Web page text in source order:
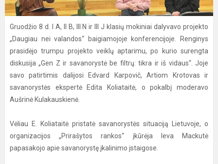
Gruodžio 8 d. I A, II B, III N ir III J klasių mokiniai dalyvavo projekto
„Daugiau nei valandos“ baigiamojoje konferencijoje. Renginys
prasidėjo trumpu projekto veiklų aptarimu, po kurio surengta
diskusija „Gen Z ir savanorystė be filtrų: tikra ir iš vidaus“. Joje
savo patirtimis dalijosi Edvard Karpovič, Artiom Krotovas ir
savanorystės ekspertė Edita Koliataitė, o pokalbį moderavo
Aušrinė Kulakauskienė.
Vėliau E. Koliataitė pristatė savanorystės situaciją Lietuvoje, o
organizacijos „Prirašytos rankos“ įkūrėja Ieva Mackutė
papasakojo apie savanorystę įkalinimo įstaigose.